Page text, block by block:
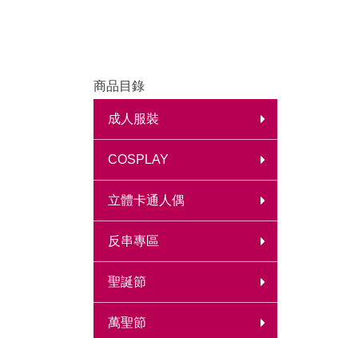
商品目錄
成人服裝
COSPLAY
立體卡通人偶
反串專區
聖誕節
萬聖節